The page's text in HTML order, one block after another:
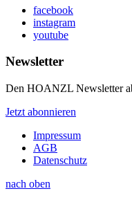
facebook
instagram
youtube
Newsletter
Den HOANZL Newsletter
Jetzt abonnieren
Impressum
AGB
Datenschutz
nach oben